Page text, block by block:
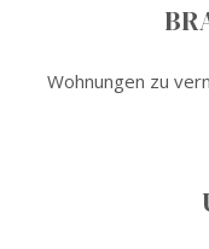
Wohnungen zu